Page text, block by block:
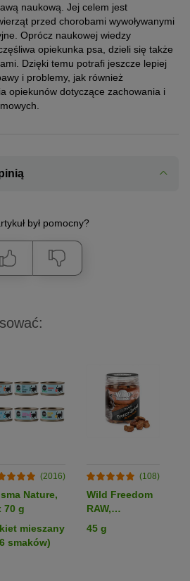
naukową. Jej celem jest
przed chorobami wywoływanymi
Oprócz naukowej wiedzy
opiekunka psa, dzieli się także
Dzięki temu potrafi jeszcze lepiej
i problemy, jak również
opiekunów dotyczące zachowania i
był pomocny?
(2016)
Nature,
70 g
mieszany
smaków)
(108)
Wild Freedom
RAW,
liofilizowane
serca kurze
45 g